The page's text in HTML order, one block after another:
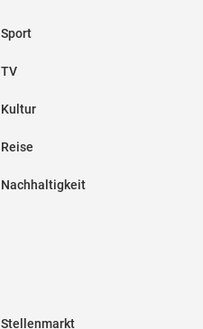
Sport
TV
Kultur
Reise
Nachhaltigkeit
Stellenmarkt